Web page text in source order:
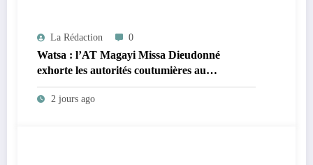
La Rédaction 0
Watsa : l’AT Magayi Missa Dieudonné
exhorte les autorités coutumières au
recensement et à l’identification de la
population en vue de renforcer la
2 jours ago